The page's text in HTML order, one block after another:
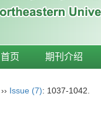
首页 期刊介绍
›› Issue (7): 1037-1042.